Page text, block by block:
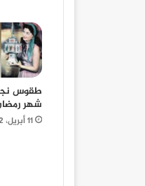
طقوس
شهر
11 أبريل، 2022